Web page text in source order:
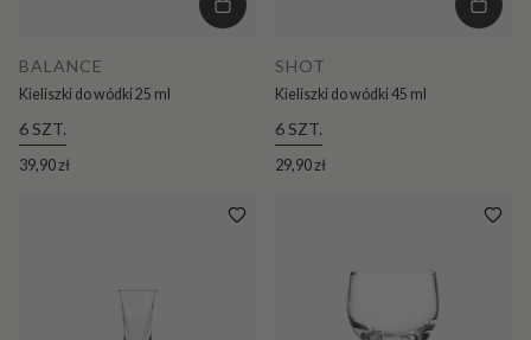
BALANCE
Kieliszki do wódki 25 ml
6 SZT.
39,90 zł
SHOT
Kieliszki do wódki 45 ml
6 SZT.
29,90 zł